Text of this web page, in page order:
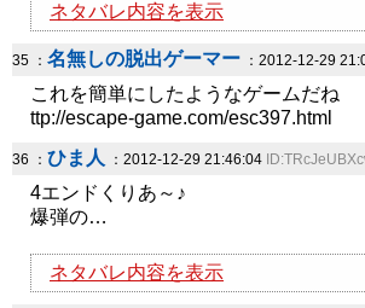
ネタバレ内容を表示
35 ： 名無しの脱出ゲーマー ：2012-12-29
これを簡単にしたようなゲームだね
ttp://escape-game.com/esc397.html
36 ： ひま人 ：2012-12-29 21:46:04
4エンドくりあ～♪
爆弾の…
ネタバレ内容を表示